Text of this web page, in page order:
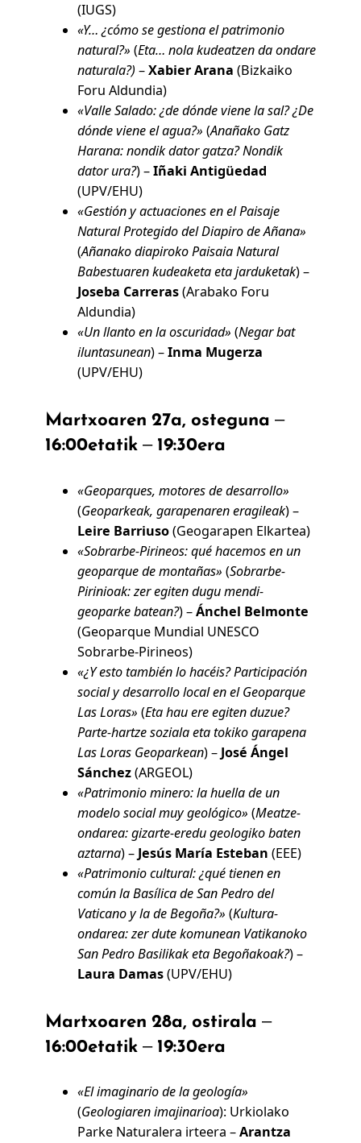
(IUGS)
«Y… ¿cómo se gestiona el patrimonio
natural?» (Eta… nola kudeatzen da ondare
naturala?) –Xabier Arana (Bizkaiko
Foru Aldundia)
«Valle Salado: ¿de dónde viene la sal? ¿De
dónde viene el agua?» (Anañako Gatz
Harana: nondik dator gatza? Nondik
dator ura?) –Iñaki Antigüedad
(UPV/EHU)
«Gestión y actuaciones en el Paisaje
Natural Protegido del Diapiro de Añana»
(Añanako diapiroko Paisaia Natural
Babestuarenkudeaketa eta jarduketak) –
Joseba Carreras(Arabako Foru
Aldundia)
«Un llanto en la oscuridad» (Negar bat
iluntasunean) –Inma Mugerza
(UPV/EHU)
Martxoaren 27a, osteguna –
16:00etatik – 19:30era
«Geoparques, motores de desarrollo»
(Geoparkeak, garapenaren eragileak) –
Leire Barriuso(Geogarapen Elkartea)
«Sobrarbe-Pirineos: qué hacemos en un
geoparque de montañas» (Sobrarbe-
Pirinioak: zer egiten dugu mendi-
geoparke batean?) –Ánchel Belmonte
(Geoparque Mundial UNESCO
Sobrarbe-Pirineos)
«¿Y esto también lo hacéis? Participación
social y desarrollo local en el Geoparque
Las Loras» (Eta hau ere egiten duzue?
Parte-hartze soziala eta tokiko garapena
Las Loras Geoparkean) – José Ángel
Sánchez(ARGEOL)
«Patrimonio minero: la huella de un
modelo social muy geológico» (Meatze-
ondarea: gizarte-eredu geologiko baten
aztarna) – Jesús María Esteban (EEE)
«Patrimonio cultural: ¿qué tienen en
común la Basílica de San Pedro del
Vaticano y la de Begoña?» (Kultura-
ondarea: zer dute komunean Vatikanoko
San Pedro Basilikak eta Begoñakoak?) –
Laura Damas(UPV/EHU)
Martxoaren 28a, ostirala –
16:00etatik – 19:30era
«El imaginario de la geología»
(Geologiaren imajinarioa): Urkiolako
Parke Naturalera irteera –Arantza